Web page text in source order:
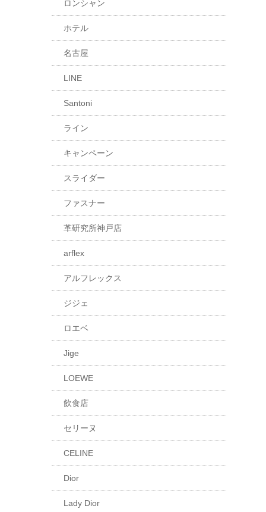
ロンシャン
ホテル
名古屋
LINE
Santoni
ライン
キャンペーン
スライダー
ファスナー
革研究所神戸店
arflex
アルフレックス
ジジェ
ロエベ
Jige
LOEWE
飲食店
セリーヌ
CELINE
Dior
Lady Dior